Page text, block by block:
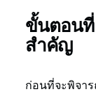
ขั้นตอนที่
สำคัญ
ก่อนที่จะพิจา